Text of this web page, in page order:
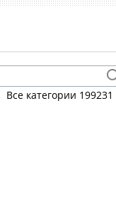
Все категории 199231